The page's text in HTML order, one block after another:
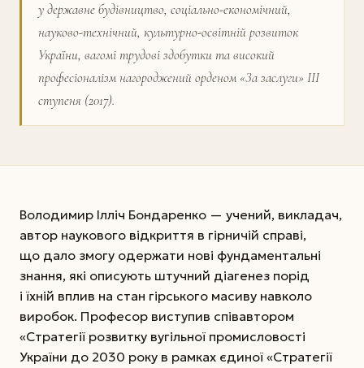
у державне будівництво, соціально-економічний,
науково-технічний, культурно-освітній розвиток
України, вагомі трудові здобутки та високий
професіоналізм нагороджений орденом «За заслуги» III
ступеня (2017).
Володимир Ілліч Бондаренко — учений, викладач,
автор наукового відкриття в гірничій справі,
що дало змогу одержати нові фундаментальні
знання, які описують штучний діагенез порід
і їхній вплив на стан гірського масиву навколо
виробок. Професор виступив співавтором
«Стратегії розвитку вугільної промисловості
України до 2030 року в рамках єдиної «Стратегії